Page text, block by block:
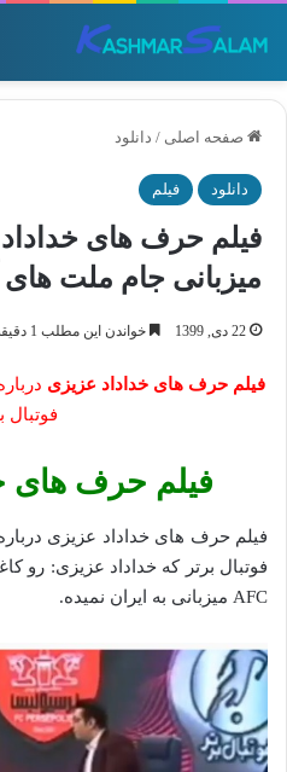
صفحه اصلی / دانلود
دانلود فیلم
فیلم حرف های
میزبانی جام ملت های
22 دی, 1399 خواندن این مطلب 1 دقیقه زمان میبرد
فیلم حرف های خداداد عزیزی
فوتبال
فیلم حرف های
فیلم حرف های خداداد عزیزی
فوتبال برتر که خداداد عزیزی: رو
AFC میزبانی به ایران نمیده.